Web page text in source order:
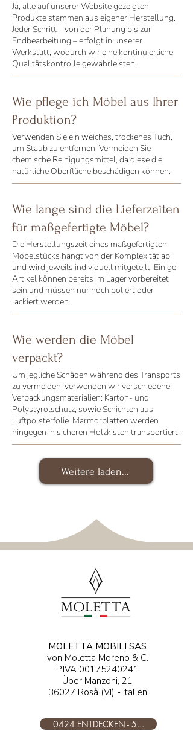
Ja, alle auf unserer Website gezeigten
Produkte stammen aus eigener Herstellung.
Jeder Schritt – von der Planung bis zur
Endbearbeitung – erfolgt in unserer
Werkstatt, wodurch wir eine kontinuierliche
Qualitätskontrolle gewährleisten.
Wie pflege ich Möbel aus Ihrer
Produktion?
Verwenden Sie ein weiches, trockenes Tuch,
um Staub zu entfernen. Vermeiden Sie
chemische Reinigungsmittel, da diese die
natürliche Oberfläche beschädigen können.
Wie lange sind die Lieferzeiten
für maßgefertigte Möbel?
Die Herstellungszeit eines maßgefertigten
Möbelstücks hängt von der Komplexität ab
und wird jeweils individuell mitgeteilt. Einige
Artikel können bereits im Lager vorbereitet
sein und müssen nur noch poliert oder
lackiert werden.
Wie werden die Möbel
verpackt?
Um jegliche Schäden während des Transports
zu vermeiden, verwenden wir verschiedene
Verpackungsmaterialien: Karton- und
Polystyrolschutz, sowie Schichten aus
Luftpolsterfolie. Marmorplatten werden
hingegen in sicheren Holzkisten transportiert.
Weitere laden...
MOLETTA MOBILI SAS
von Moletta Moreno & C.
P.IVA 00175240241
Über Manzoni, 21
36027 Rosà (VI) - Italien
0424 ENTDECKEN - 5...